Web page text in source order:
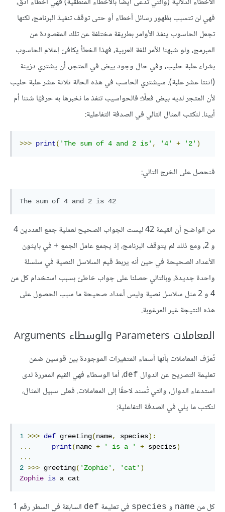
فهي لن تتسبب بظهور رسائل أخطاء أو حتى توقف تنفيذ البرنامج، لكنها
تجعل الحاسوب ينفذ الأوامر بطريقة مختلفة عن تلك المقصودة من
المبرمج، ولو شبهنا الأمر للغة العربية، فهذا الخطأ يكافئ إعلام الحاسوب
بشراء علبة حليب، وفي حال وجود بيض في المتجر، أن يشتري دزينة
(اثنتا عشر علبة). سيشتري الحاسب في هذه الحالة ثلاثة عشر علبة حليب
لأن المتجر لديه بيض فعلًا؛ فالحواسيب تنفذ ما نخبرها به حرفيًا شئنا أم
أبينا. لنكتب المثال التالي في الصدفة التفاعلية:
>>> print( 'The sum of 4 and 2 is' , '4' + '2' )
فنحصل على الخرج التالي:
من الواضح أن القيمة 42 ليست الجواب الصحيح لعملية جمع العددين 4
و 2، ومع ذلك لم يتوقف البرنامج، إذ يجمع عامل الجمع
+ في بايثون
الأعداد الصحيحة في حين أنه يربط قيم السلاسل النصية في سلسلة
واحدة جديدة، وبالتالي حصلنا على جواب خاطئ بسبب استخدام كل من
4 و 2 مثل سلاسل نصية وليس أعداد صحيحة ما سبب الحصول على
هذه النتيجة غير المرغوبة.
المعاملات Parameters والوسطاء Arguments
تُعرّف المعاملات بأنها أسماء المتغيرات الموجودة بين قوسين ضمن
تعليمة التصريح عن الدوال def، أما الوسطاء فهي القيم الممررة لدى
استدعاء الدوال، والتي تُسند لاحقًا إلى المعاملات. فعلى سبيل المثال،
لنكتب ما يلي في الصدفة التفاعلية:
1 >>> def greeting(name, species):
...
print(name + ' is a ' + species)
...
2 >>> greeting( 'Zophie' , 'cat' )
Zophie is a cat
كل من name و species في تعليمة def
السابقة في السطر رقم 1